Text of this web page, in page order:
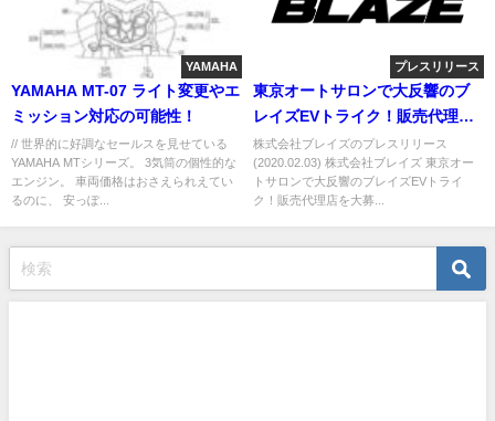
YAMAHA
YAMAHA MT-07 ライト変更やエ
ミッション対応の可能性！
// 世界的に好調なセールスを見せている
YAMAHA MTシリーズ。 3気筒の個性的な
エンジン。 車両価格はおさえられえてい
るのに、 安っぽ...
プレスリリース
東京オートサロンで大反響のブ
レイズEVトライク！販売代理店
を大募集 ！
株式会社ブレイズのプレスリリース
(2020.02.03) 株式会社ブレイズ 東京オー
トサロンで大反響のブレイズEVトライ
ク！販売代理店を大募...